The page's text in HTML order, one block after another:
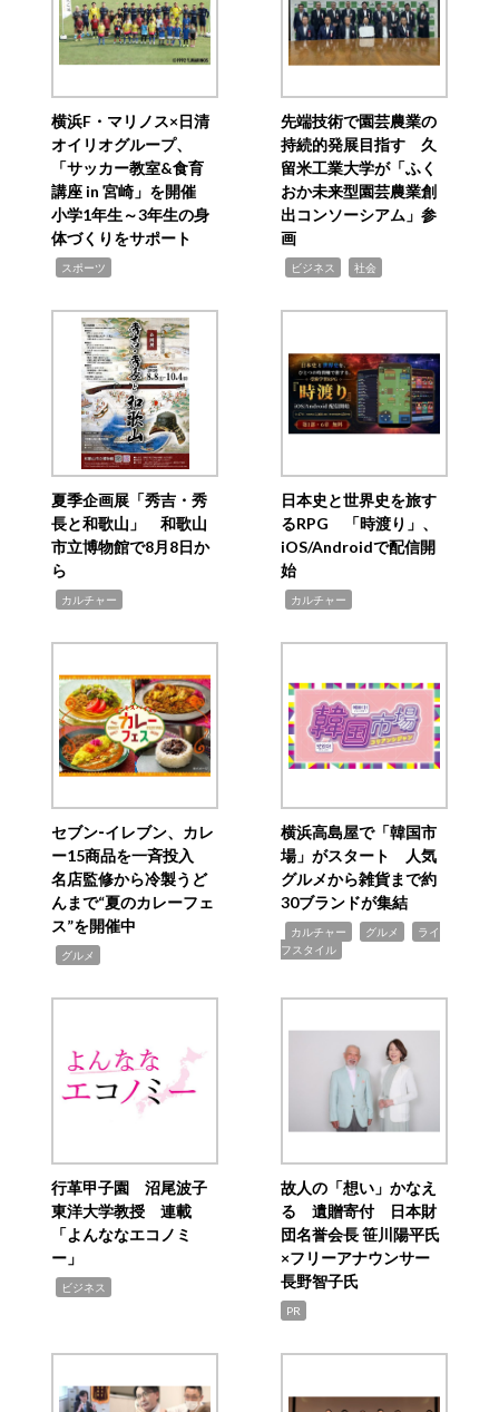
横浜F・マリノス×日清
オイリオグループ、
「サッカー教室&食育
講座 in 宮崎」を開催
小学1年生～3年生の身
体づくりをサポート
スポーツ
先端技術で園芸農業の
持続的発展目指す 久
留米工業大学が「ふく
おか未来型園芸農業創
出コンソーシアム」参
画
ビジネス 社会
夏季企画展「秀吉・秀
長と和歌山」 和歌山
市立博物館で8月8日か
ら
カルチャー
日本史と世界史を旅す
るRPG 「時渡り」、
iOS/Androidで配信開
始
カルチャー
セブン‐イレブン、カレ
ー15商品を一斉投入
名店監修から冷製うど
んまで“夏のカレーフェ
ス”を開催中
グルメ
横浜高島屋で「韓国市
場」がスタート 人気
グルメから雑貨まで約
30ブランドが集結
カルチャー グルメ
ライ
フスタイル
行革甲子園 沼尾波子
東洋大学教授 連載
「よんななエコノミ
ー」
ビジネス
故人の「想い」かなえ
る 遺贈寄付 日本財
団名誉会長 笹川陽平氏
×フリーアナウンサー
長野智子氏
PR